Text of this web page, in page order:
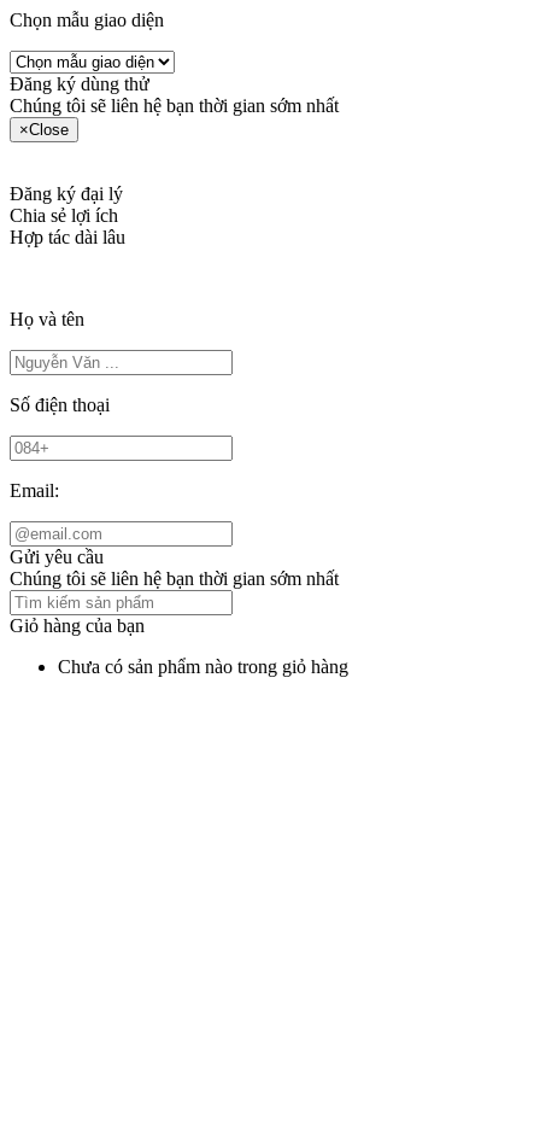
Chọn mẫu giao diện
Đăng ký dùng thử
Chúng tôi sẽ liên hệ bạn thời gian sớm nhất
×Close
Đăng ký đại lý
Chia sẻ lợi ích
Hợp tác dài lâu
Họ và tên
Số điện thoại
Email:
Gửi yêu cầu
Chúng tôi sẽ liên hệ bạn thời gian sớm nhất
Giỏ hàng của bạn
Chưa có sản phẩm nào trong giỏ hàng